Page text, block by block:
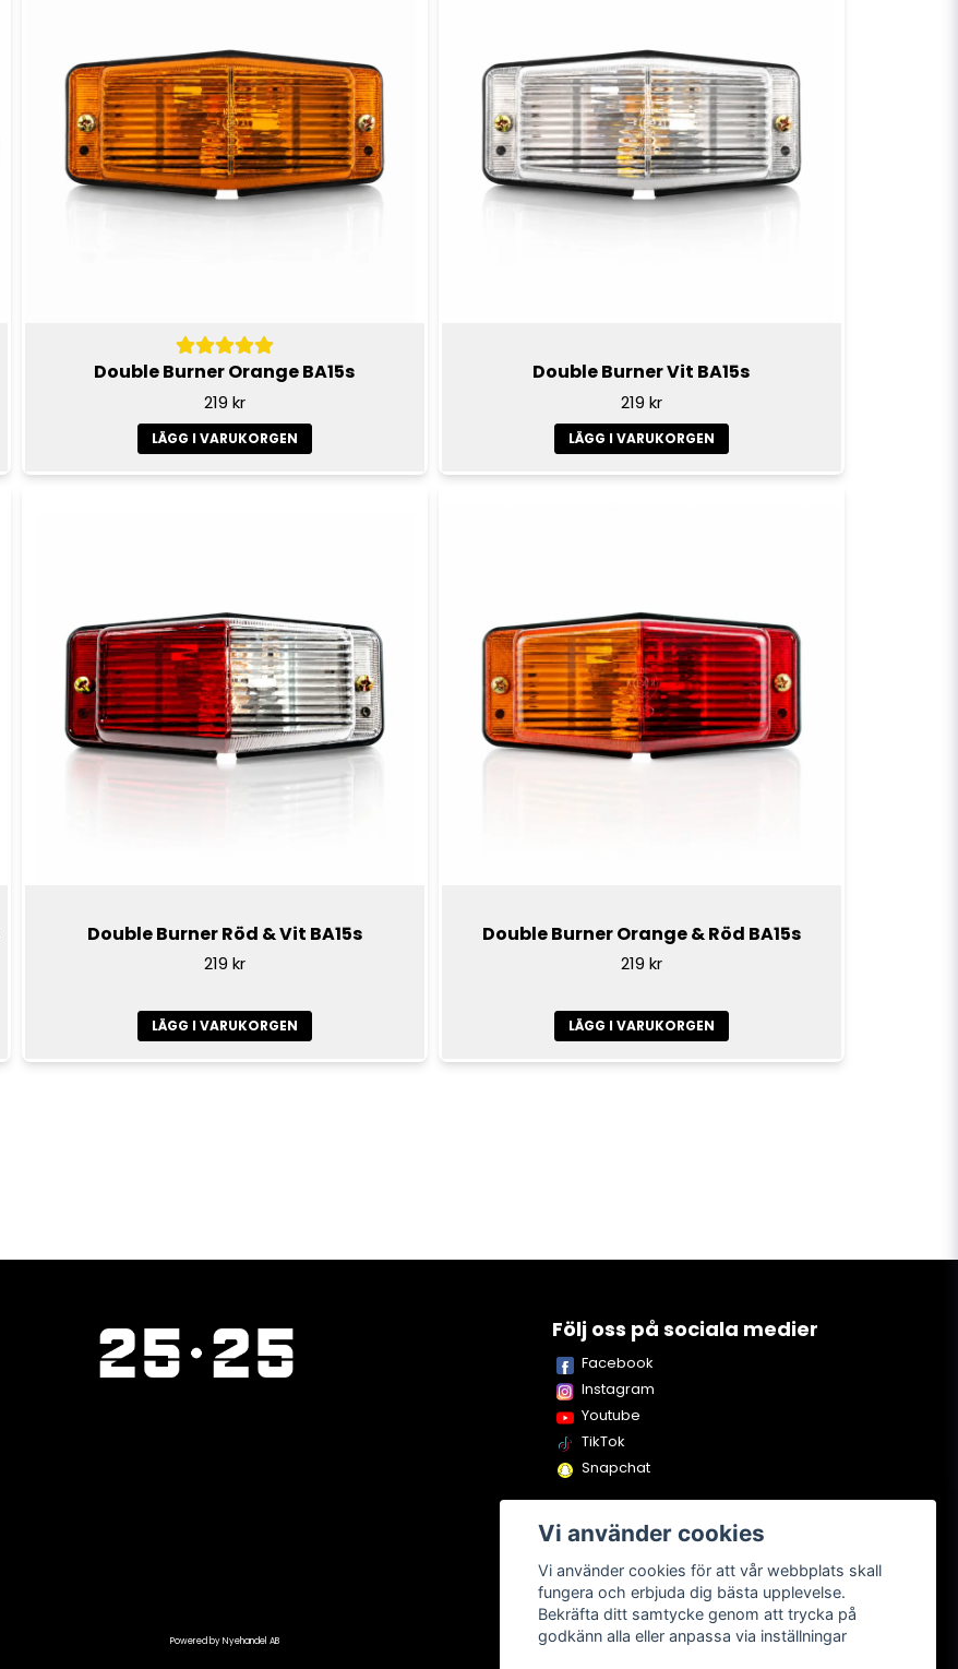
Skicka fråga
Double Burner Orange BA15s
219 kr
LÄGG I VARUKORGEN
Double Burner Vit BA15s
219 kr
LÄGG I VARUKORGEN
Double Burner Röd & Vit BA15s
219 kr
LÄGG I VARUKORGEN
Double Burner Orange & Röd BA15s
219 kr
LÄGG I VARUKORGEN
Följ oss på sociala medier
Facebook
Instagram
Youtube
TikTok
Snapchat
Powered by Nyehandel AB
Vi använder cookies
Vi använder cookies för att vår webbplats skall
fungera och erbjuda dig bästa upplevelse.
Bekräfta ditt samtycke genom att trycka på
godkänn alla eller anpassa via inställningar